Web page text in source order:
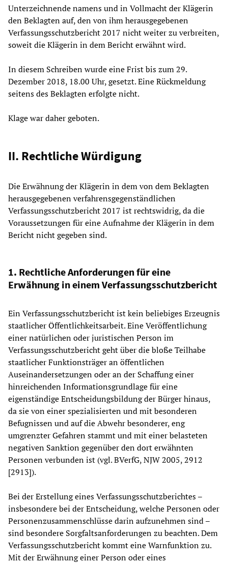
Unterzeichnende namens und in Vollmacht der Klägerin
den Beklagten auf, den von ihm herausgegebenen
Verfassungsschutzbericht 2017 nicht weiter zu verbreiten,
soweit die Klägerin in dem Bericht erwähnt wird.
In diesem Schreiben wurde eine Frist bis zum 29.
Dezember 2018, 18.00 Uhr, gesetzt. Eine Rückmeldung
seitens des Beklagten erfolgte nicht.
Klage war daher geboten.
II. Rechtliche Würdigung
Die Erwähnung der Klägerin in dem von dem Beklagten
herausgegebenen verfahrensgegenständlichen
Verfassungsschutzbericht 2017 ist rechtswidrig, da die
Voraussetzungen für eine Aufnahme der Klägerin in dem
Bericht nicht gegeben sind.
1. Rechtliche Anforderungen für eine
Erwähnung in einem Verfassungsschutzbericht
Ein Verfassungsschutzbericht ist kein beliebiges Erzeugnis
staatlicher Öffentlichkeitsarbeit. Eine Veröffentlichung
einer natürlichen oder juristischen Person im
Verfassungsschutzbericht geht über die bloße Teilhabe
staatlicher Funktionsträger an öffentlichen
Auseinandersetzungen oder an der Schaffung einer
hinreichenden Informationsgrundlage für eine
eigenständige Entscheidungsbildung der Bürger hinaus,
da sie von einer spezialisierten und mit besonderen
Befugnissen und auf die Abwehr besonderer, eng
umgrenzter Gefahren stammt und mit einer belasteten
negativen Sanktion gegenüber den dort erwähnten
Personen verbunden ist (vgl. BVerfG, NJW 2005, 2912
[2913]).
Bei der Erstellung eines Verfassungsschutzberichtes –
insbesondere bei der Entscheidung, welche Personen oder
Personenzusammenschlüsse darin aufzunehmen sind –
sind besondere Sorgfaltsanforderungen zu beachten. Dem
Verfassungsschutzbericht kommt eine Warnfunktion zu.
Mit der Erwähnung einer Person oder eines